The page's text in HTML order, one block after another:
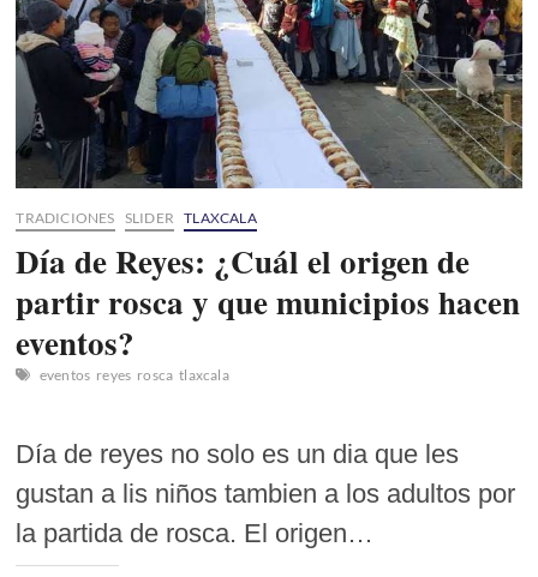
TRADICIONES SLIDER TLAXCALA
Día de Reyes: ¿Cuál el origen de
partir rosca y que municipios hacen
eventos?
eventos reyes rosca tlaxcala
Día de reyes no solo es un dia que les
gustan a lis niños tambien a los adultos por
la partida de rosca. El origen…